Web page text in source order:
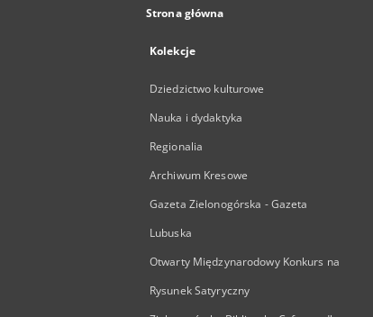
Strona główna
Kolekcje
Dziedzictwo kulturowe
Nauka i dydaktyka
Regionalia
Archiwum Kresowe
Gazeta Zielonogórska - Gazeta
Lubuska
Otwarty Międzynarodowy Konkurs na
Rysunek Satyryczny